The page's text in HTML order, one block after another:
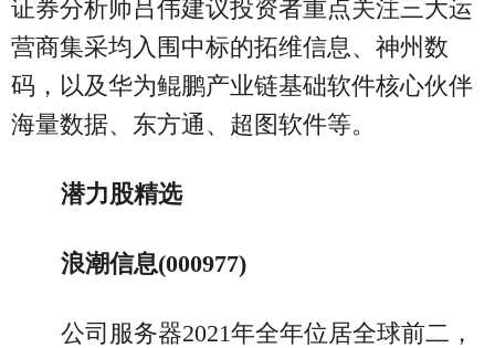
证券分析师吕伟建议投资者重点关注三大运
营商集采均入围中标的拓维信息、神州数
码，以及华为鲲鹏产业链基础软件核心伙伴
海量数据、东方通、超图软件等。
潜力股精选
浪潮信息(000977)
公司服务器2021年全年位居全球前二，